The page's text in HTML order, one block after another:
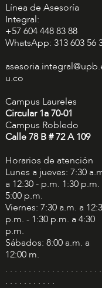
Línea de Asesoría
Integral:
+57 604 448 83 88
WhatsApp: 313 603 56
u.co
Campus Laureles
Circular 1a 70-01
Campus Robledo
Calle 78 B # 72 A 109
Horarios de atención
Lunes a jueves: 7:30
a 12:30 - p.m. 1:30 p.m.
5:00 p.m.
Viernes: 7:30 a.m. a
p.m. - 1:30 p.m. a 4:30
p.m.
Sábados: 8:00 a.m. a
12:00 m.
. . . . . . . . . . . . . . . . . . . .
. . . . . . . . . . .